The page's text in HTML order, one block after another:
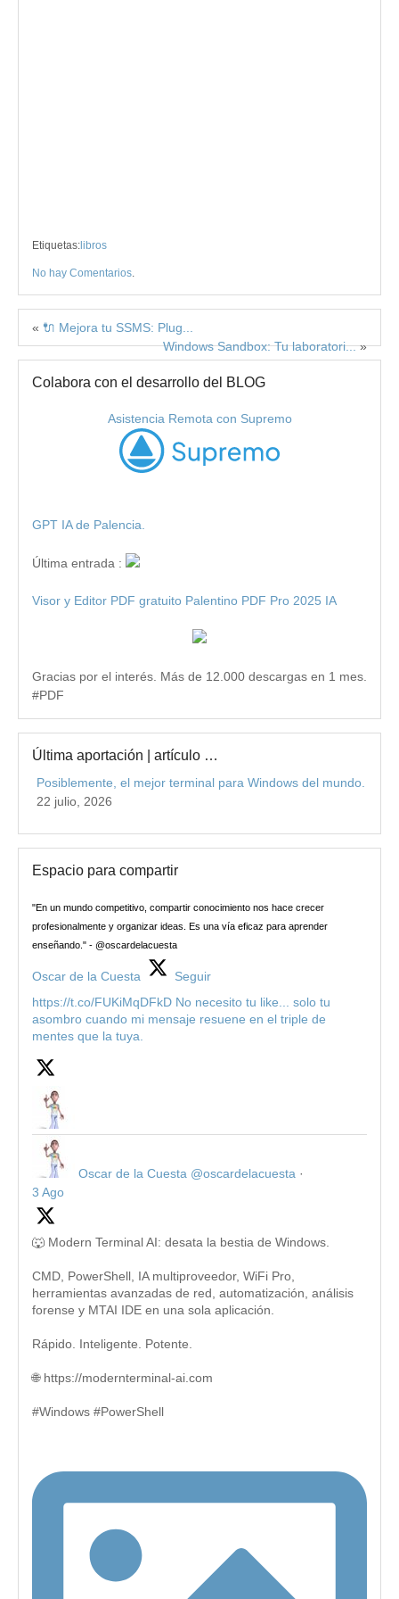
Etiquetas: libros
No hay Comentarios.
« 🔌 Mejora tu SSMS: Plug...
Windows Sandbox: Tu laboratori...»
Colabora con el desarrollo del BLOG
Asistencia Remota con Supremo
GPT IA de Palencia.
Última entrada :
Visor y Editor PDF gratuito Palentino PDF Pro 2025 IA
Gracias por el interés. Más de 12.000 descargas en 1 mes.
#PDF
Última aportación | artículo …
Posiblemente, el mejor terminal para Windows del mundo.
22 julio, 2026
Espacio para compartir
"En un mundo competitivo, compartir conocimiento nos hace crecer
profesionalmente y organizar ideas. Es una vía eficaz para aprender
enseñando." - @oscardelacuesta
Oscar de la Cuesta
Seguir
https://t.co/FUKiMqDFkD No necesito tu like... solo tu
asombro cuando mi mensaje resuene en el triple de
mentes que la tuya.
Oscar de la Cuesta @oscardelacuesta ·
3 Ago
🐺 Modern Terminal AI: desata la bestia de Windows.
CMD, PowerShell, IA multiproveedor, WiFi Pro,
herramientas avanzadas de red, automatización, análisis
forense y MTAI IDE en una sola aplicación.
Rápido. Inteligente. Potente.
🌐 https://modernterminal-ai.com
#Windows #PowerShell